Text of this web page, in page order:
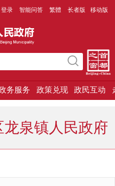
登录 智能问答 繁體 长者版 移动版
务服务 政策兑现 政民互动
泉镇人民政府